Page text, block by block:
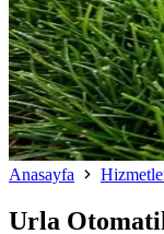
Anasayfa
Urla